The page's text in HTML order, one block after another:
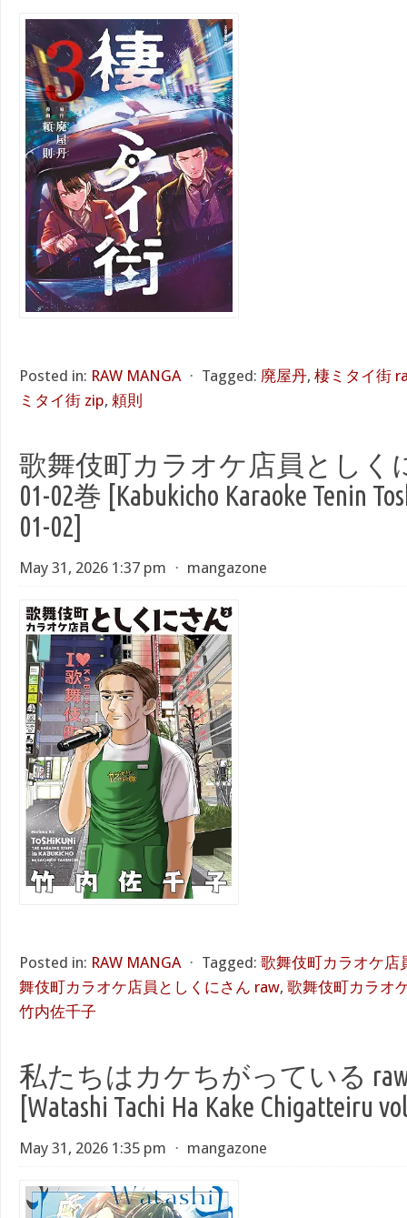
Posted in: RAW MANGA ⋅ Tagged: 廃屋丹, 棲ミタイ街
ミタイ街 zip, 頼則
歌舞伎町カラオケ店員としく
01-02巻 [Kabukicho Karaoke Tenin
01-02]
May 31, 2026 1:37 pm ⋅ mangazone
Posted in: RAW MANGA ⋅ Tagged: 歌舞伎町カラオケ店
舞伎町カラオケ店員としくにさん raw, 歌舞伎町カラオ
竹内佐千子
私たちはカケちがっている raw
[Watashi Tachi Ha Kake Chigatteiru
May 31, 2026 1:35 pm ⋅ mangazone